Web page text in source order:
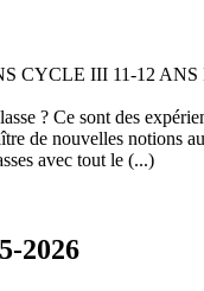
CYCLE III 11-12
? Ce sont des
de nouvelles notions
avec tout le (...)
2026